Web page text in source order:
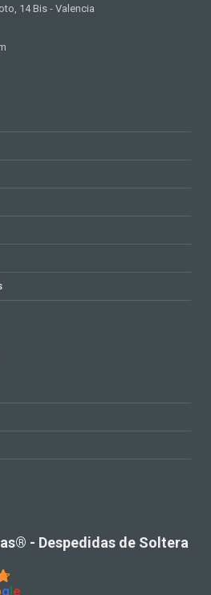
14 Bis - Valencia
- Despedidas de Soltera
gle